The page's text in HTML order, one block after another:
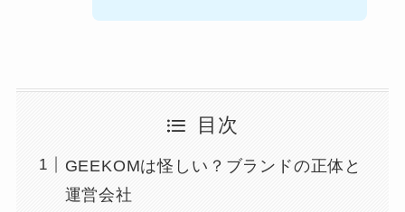
目次
GEEKOMは怪しい？ブランドの正体と
運営会社